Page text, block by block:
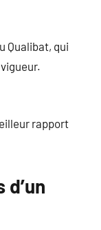
Qualibat, qui
rapport